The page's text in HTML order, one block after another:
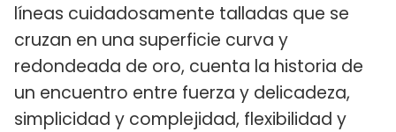
líneas cuidadosamente talladas que se
cruzan en una superficie curva y
redondeada de oro, cuenta la historia de
un encuentro entre fuerza y ​​delicadeza,
simplicidad y complejidad, flexibilidad y